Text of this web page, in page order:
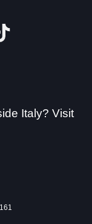
Italy? Visit